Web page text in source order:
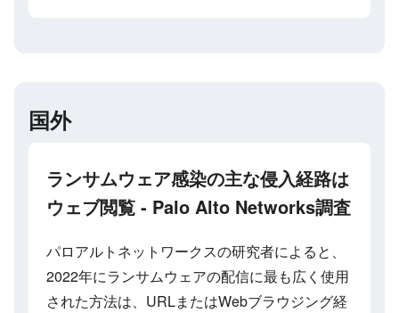
国外
ランサムウェア感染の主な侵入経路は
ウェブ閲覧 - Palo Alto Networks調査
パロアルトネットワークスの研究者によると、
2022年にランサムウェアの配信に最も広く使用
された方法は、URLまたはWebブラウジング経